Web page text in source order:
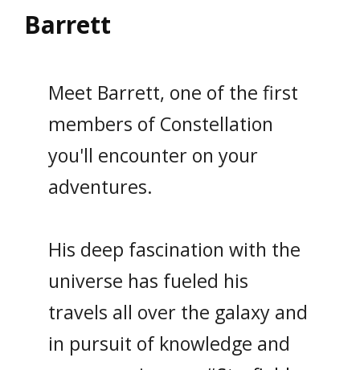
Barrett
Meet Barrett, one of the first
members of Constellation
you'll encounter on your
adventures.
His deep fascination with the
universe has fueled his
travels all over the galaxy and
in pursuit of knowledge and